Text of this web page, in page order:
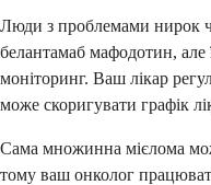
Люди з проблемами нирок
белантамаб мафодотин, але
моніторинг. Ваш лікар
може скоригувати графік
Сама множинна мієлома
тому ваш онколог